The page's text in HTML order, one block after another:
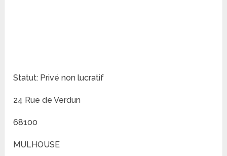
Statut: Privé non lucratif
24 Rue de Verdun
68100
MULHOUSE